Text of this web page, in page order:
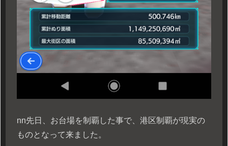
nn先日、お台場を制覇した事で、港区制覇が現実の
ものとなって来ました。